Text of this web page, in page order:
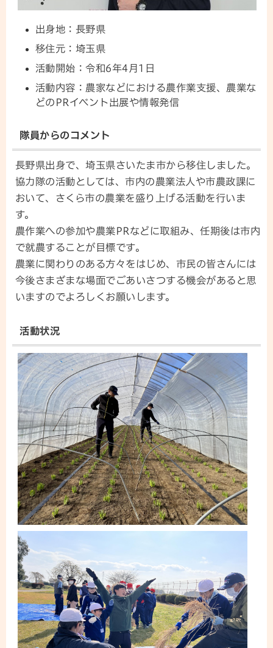
出身地：長野県
移住元：埼玉県
活動開始：令和6年4月1日
活動内容：農家などにおける農作業支援、農業な
どのPRイベント出展や情報発信
隊員からのコメント
長野県出身で、埼玉県さいたま市から移住しました。
協力隊の活動としては、市内の農業法人や市農政課に
おいて、さくら市の農業を盛り上げる活動を行いま
す。
農作業への参加や農業PRなどに取組み、任期後は市内
で就農することが目標です。
農業に関わりのある方々をはじめ、市民の皆さんには
今後さまざまな場面でごあいさつする機会があると思
いますのでよろしくお願いします。
活動状況